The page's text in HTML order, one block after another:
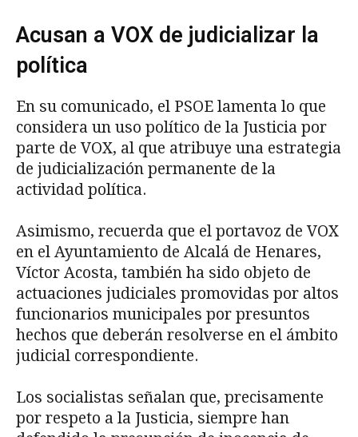
Acusan a VOX de judicializar la
política
En su comunicado, el PSOE lamenta lo que
considera un uso político de la Justicia por
parte de VOX, al que atribuye una estrategia
de judicialización permanente de la
actividad política.
Asimismo, recuerda que el portavoz de VOX
en el Ayuntamiento de Alcalá de Henares,
Víctor Acosta, también ha sido objeto de
actuaciones judiciales promovidas por altos
funcionarios municipales por presuntos
hechos que deberán resolverse en el ámbito
judicial correspondiente.
Los socialistas señalan que, precisamente
por respeto a la Justicia, siempre han